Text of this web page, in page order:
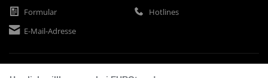
Formular
Hotlines
E-Mail-Adresse